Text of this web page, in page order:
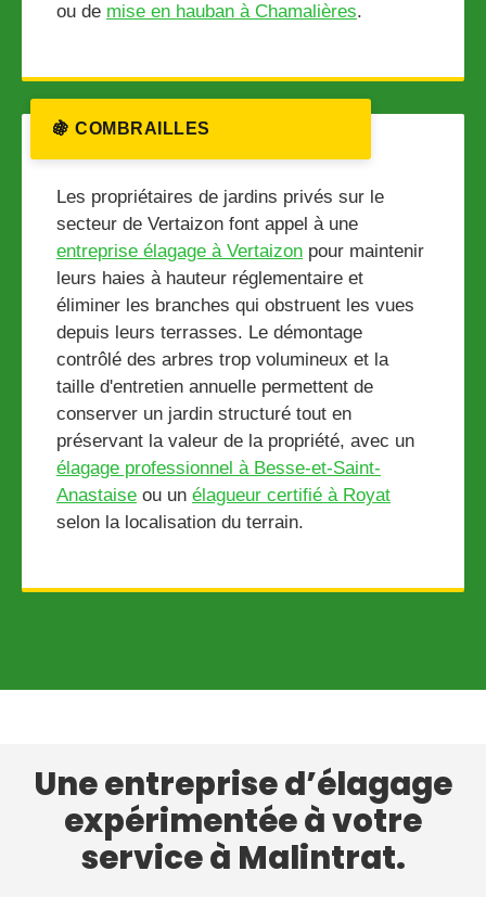
ou de mise en hauban à Chamalières.
🍇 COMBRAILLES
Les propriétaires de jardins privés sur le
secteur de Vertaizon font appel à une
entreprise élagage à Vertaizon pour maintenir
leurs haies à hauteur réglementaire et
éliminer les branches qui obstruent les vues
depuis leurs terrasses. Le démontage
contrôlé des arbres trop volumineux et la
taille d'entretien annuelle permettent de
conserver un jardin structuré tout en
préservant la valeur de la propriété, avec un
élagage professionnel à Besse-et-Saint-
Anastaise ou un élagueur certifié à Royat
selon la localisation du terrain.
Une entreprise d’élagage
expérimentée à votre
service à Malintrat.